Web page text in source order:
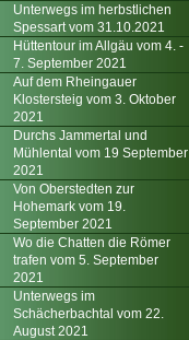
Unterwegs im herbstlichen
Spessart vom 31.10.2021
Hüttentour im Allgäu vom 4. -
7. September 2021
Auf dem Rheingauer
Klostersteig vom 3. Oktober
2021
Durchs Jammertal und
Mühlental vom 19 September
2021
Von Oberstedten zur
Hohemark vom 19.
September 2021
Wo die Chatten die Römer
trafen vom 5. September
2021
Unterwegs im
Schächerbachtal vom 22.
August 2021